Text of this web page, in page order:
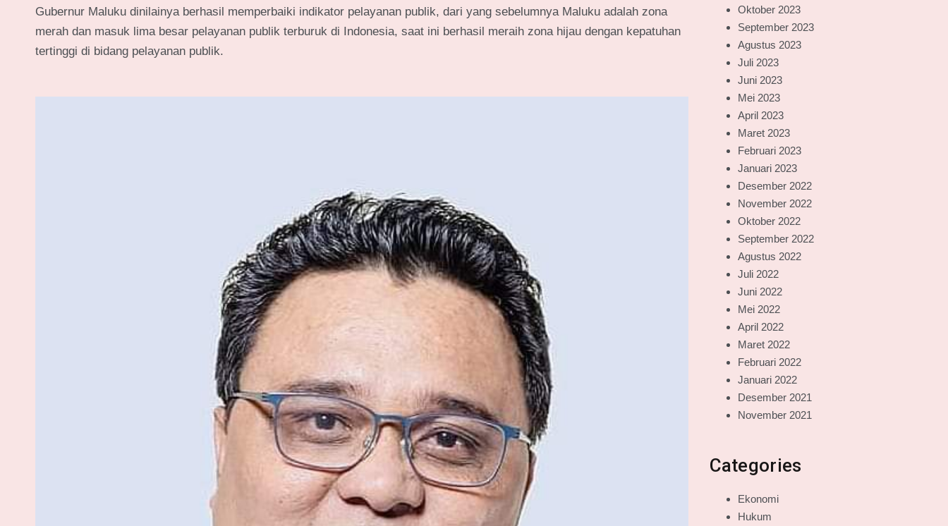
Gubernur Maluku dinilainya berhasil memperbaiki indikator pelayanan publik, dari yang sebelumnya Maluku adalah zona
merah dan masuk lima besar pelayanan publik terburuk di Indonesia, saat ini berhasil meraih zona hijau dengan kepatuhan
tertinggi di bidang pelayanan publik.
Oktober 2023
September 2023
Agustus 2023
Juli 2023
Juni 2023
Mei 2023
April 2023
Maret 2023
Februari 2023
Januari 2023
Desember 2022
November 2022
Oktober 2022
September 2022
Agustus 2022
Juli 2022
Juni 2022
Mei 2022
April 2022
Maret 2022
Februari 2022
Januari 2022
Desember 2021
November 2021
Categories
Ekonomi
Hukum